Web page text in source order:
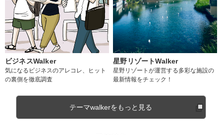
ビジネスWalker
気になるビジネスのアレコレ、ヒット
の裏側を徹底調査
星野リゾートWalker
星野リゾートが運営する多彩な施設の
最新情報をチェック！
テーマwalkerをもっと見る